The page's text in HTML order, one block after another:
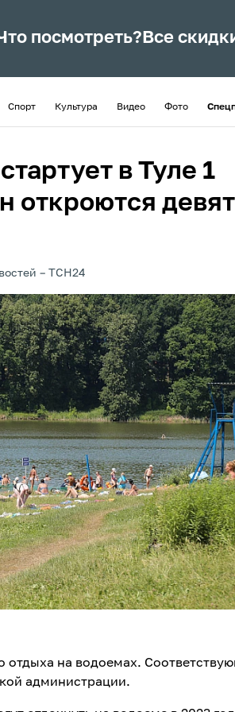
посмотреть? Все
Спорт Культура Видео Фото
в Туле 1
откроются
ТСН24
отдыха на водоемах.
администрации.